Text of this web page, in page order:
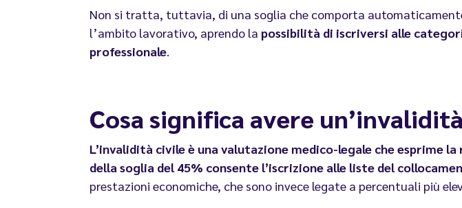
Non si tratta, tuttavia, di una soglia che comporta
l’ambito lavorativo, aprendo la possibilità di iscriversi alle
professionale.
Cosa significa avere
L’invalidità civile è una valutazione medico-legale che esprime
della soglia del 45% consente l’iscrizione alle liste del
prestazioni economiche, che sono invece legate a percentuali più